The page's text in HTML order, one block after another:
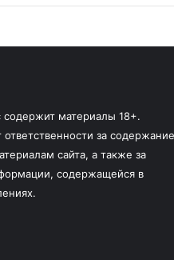
содержит материалы 18+.
за содержание
сайта, а также за
содержащейся в